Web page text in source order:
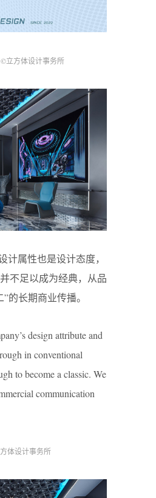
©立方体设计事务所
计属性也是设计态度，
不足以成为经典，从品
的长期商业传播。
design attribute and
in conventional
to become a classic. We
communication
体设计事务所